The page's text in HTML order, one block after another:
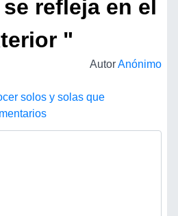
refleja en el
"
AutorAnónimo
solos y solas que